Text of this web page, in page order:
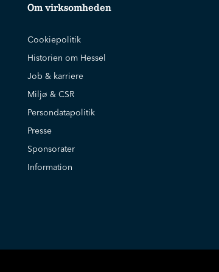
Om virksomheden
Cookiepolitik
Historien om Hessel
Job & karriere
Miljø & CSR
Persondatapolitik
Presse
Sponsorater
Information